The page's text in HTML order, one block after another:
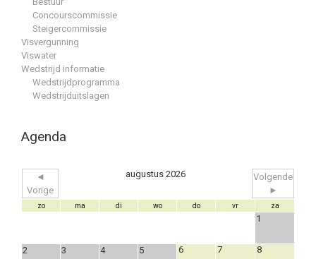
Concourscommissie
Steigercommissie
Visvergunning
Viswater
Wedstrijd informatie
Wedstrijdprogramma
Wedstrijduitslagen
Agenda
◄
Vorige
augustus 2026
Volgende
►
zo ma di wo do vr za
1
2 3 4 5 6 7 8